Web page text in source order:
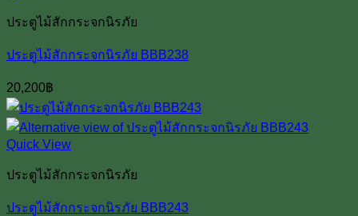
ประตูไม้สักกระจกนิรภัย
ประตูไม้สักกระจกนิรภัย BBB238
20,200฿
Quick View
ประตูไม้สักกระจกนิรภัย
ประตูไม้สักกระจกนิรภัย BBB243